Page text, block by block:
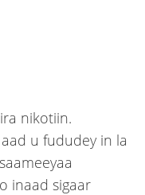
nikotiin.
u fududey in la
inaad sigaar